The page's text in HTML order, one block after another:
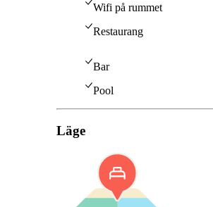
Wifi på rummet
Restaurang
Bar
Pool
Läge